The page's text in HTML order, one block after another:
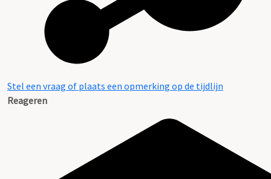
Stel een vraag of plaats een opmerking op de tijdlijn
Reageren